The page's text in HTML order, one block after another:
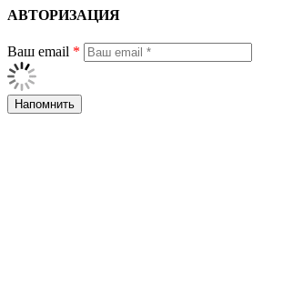
АВТОРИЗАЦИЯ
Ваш email *
Напомнить